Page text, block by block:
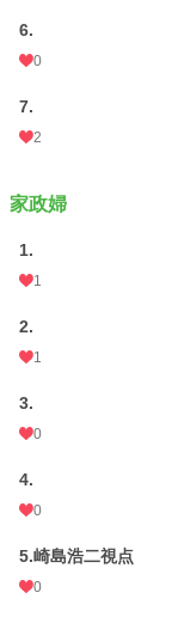
累計ポイント
6.
0
7.
2
家政婦
1.
1
2.
1
3.
0
4.
0
5.崎島浩二視点
0